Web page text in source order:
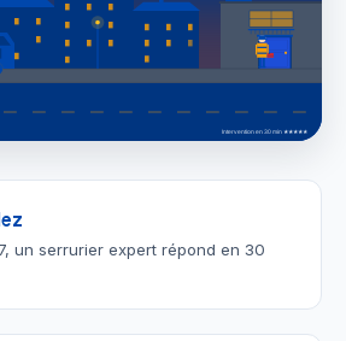
un serrurier expert répond en 30